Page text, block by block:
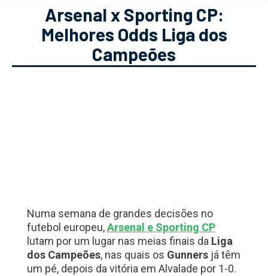
Arsenal x Sporting CP:
Melhores Odds Liga dos
Campeões
Numa semana de grandes decisões no
futebol europeu,Arsenal e Sporting CP
lutam por um lugar nas meias finais da Liga
dos Campeões, nas quais os Gunnersjá têm
um pé, depois da vitória em Alvalade por 1-0.